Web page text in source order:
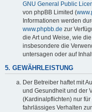
GNU General Public
von phpBB Limited (
Informationen werden
www.phpbb.de zur
die Art und Weise, wie
insbesondere die
untersagen oder auf
5. GEWÄHRLEISTUNG
Der Betreiber haftet mit
und Gesundheit und der
(Kardinalpflichten) nur
fahrlässiges Verhalten